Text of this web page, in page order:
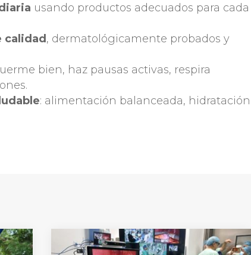
usando productos adecuados para cada
calidad , dermatológicamente probados y
bien, haz pausas activas, respira
: alimentación balanceada, hidratación